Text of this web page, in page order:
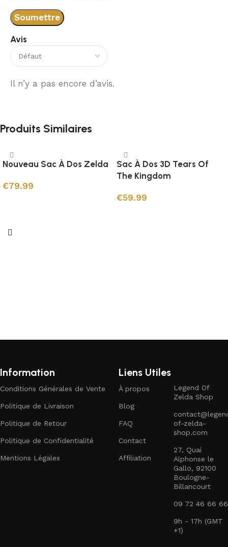
Avis
Il n’y a pas encore d’avis.
Produits Similaires
Nouveau Sac À Dos Zelda
€79.99
Sac À Dos 3D Tears Of
The Kingdom
€59.99
Information
Conditions Générales de Vente
Politique de Livraison
Politique de Retour
Politique de Confidentialité
Mentions Légales
Liens Utiles
À propos
Blog
FAQ
Contact
Affiliation
Legend Of
Zelda Shop
of-zelda-
shop.com
27, Quai
Alphonse le
Gallo, 92100
Boulogne-
Billancourt
09 72 46 66 66
9h - 17h (GMT
+1)